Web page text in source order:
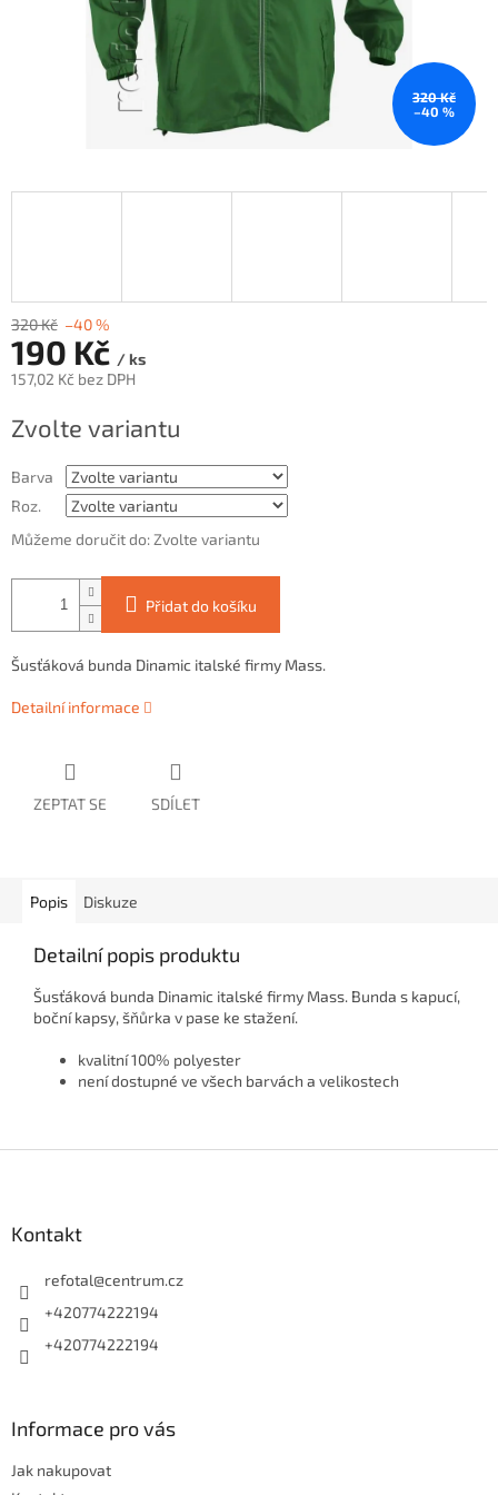
320 Kč
–40 %
320 Kč –40 %
190 Kč / ks
157,02 Kč bez DPH
cena:
Zvolte variantu
Barva
Roz.
Můžeme doručit do: Zvolte variantu
Přidat do košíku
Šusťáková bunda Dinamic italské firmy Mass.
Detailní informace
ZEPTAT SE SDÍLET
Popis Diskuze
Detailní popis produktu
Šusťáková bunda Dinamic italské firmy Mass. Bunda s kapucí,
boční kapsy, šňůrka v pase ke stažení.
kvalitní 100% polyester
není dostupné ve všech barvách a velikostech
Kontakt
refotal@centrum.cz
+420774222194
+420774222194
Informace pro vás
Jak nakupovat